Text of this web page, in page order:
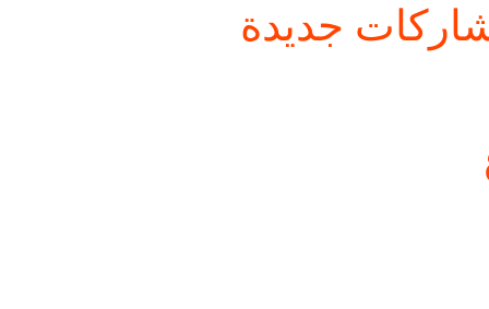
جديدة